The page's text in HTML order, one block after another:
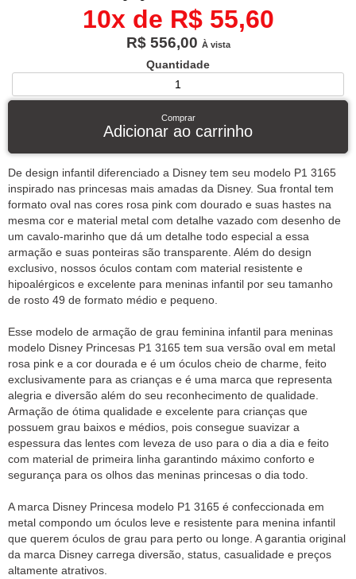
10x de R$ 55,60
R$ 556,00 À vista
Quantidade
Comprar
Adicionar ao carrinho
De design infantil diferenciado a Disney tem seu modelo P1 3165
inspirado nas princesas mais amadas da Disney. Sua frontal tem
formato oval nas cores rosa pink com dourado e suas hastes na
mesma cor e material metal com detalhe vazado com desenho de
um cavalo-marinho que dá um detalhe todo especial a essa
armação e suas ponteiras são transparente. Além do design
exclusivo, nossos óculos contam com material resistente e
hipoalérgicos e excelente para meninas infantil por seu tamanho
de rosto 49 de formato médio e pequeno.
Esse modelo de armação de grau feminina infantil para meninas
modelo Disney Princesas P1 3165 tem sua versão oval em metal
rosa pink e a cor dourada e é um óculos cheio de charme, feito
exclusivamente para as crianças e é uma marca que representa
alegria e diversão além do seu reconhecimento de qualidade.
Armação de ótima qualidade e excelente para crianças que
possuem grau baixos e médios, pois consegue suavizar a
espessura das lentes com leveza de uso para o dia a dia e feito
com material de primeira linha garantindo máximo conforto e
segurança para os olhos das meninas princesas o dia todo.
A marca Disney Princesa modelo P1 3165 é confeccionada em
metal compondo um óculos leve e resistente para menina infantil
que querem óculos de grau para perto ou longe. A garantia original
da marca Disney carrega diversão, status, casualidade e preços
altamente atrativos.